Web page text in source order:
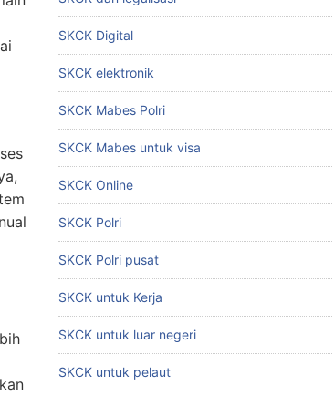
SKCK Digital
SKCK elektronik
SKCK Mabes Polri
SKCK Mabes untuk visa
SKCK Online
SKCK Polri
SKCK Polri pusat
SKCK untuk Kerja
SKCK untuk luar negeri
SKCK untuk pelaut